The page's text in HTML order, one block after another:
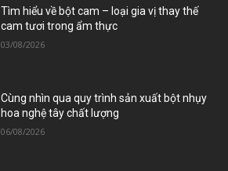
Tìm hiểu về bột cam – loại gia vị thay thế
cam tươi trong ẩm thực
03/08/2026
Cùng nhìn qua quy trình sản xuất bột nhụy
hoa nghệ tây chất lượng
06/08/2026